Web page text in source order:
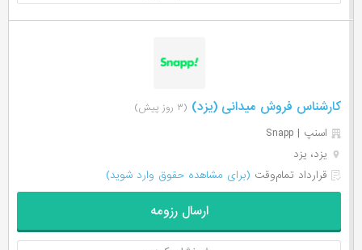
کارشناس فروش میدانی (یزد) (۳ روز پیش)
اسنپ | Snapp
یزد، یزد
قرارداد تمام‌وقت (برای مشاهده حقوق وارد شوید)
ارسال رزومه